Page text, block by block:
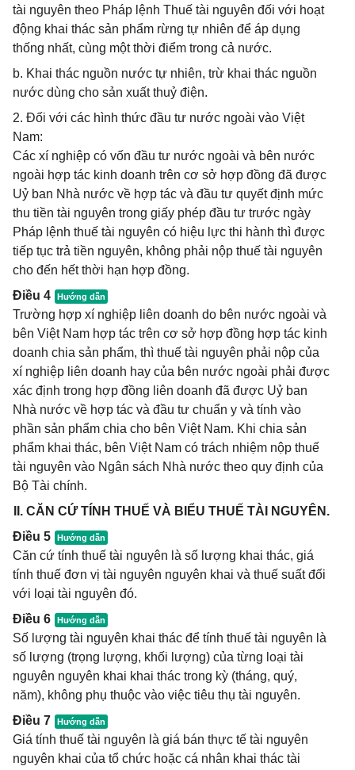
tài nguyên theo Pháp lệnh Thuế tài nguyên đối với hoạt
động khai thác sản phẩm rừng tự nhiên để áp dụng
thống nhất, cùng một thời điểm trong cả nước.
b. Khai thác nguồn nước tự nhiên, trừ khai thác nguồn
nước dùng cho sản xuất thuỷ điện.
2. Đối với các hình thức đầu tư nước ngoài vào Việt
Nam:
Các xí nghiệp có vốn đầu tư nước ngoài và bên nước
ngoài hợp tác kinh doanh trên cơ sở hợp đồng đã được
Uỷ ban Nhà nước về hợp tác và đầu tư quyết định mức
thu tiền tài nguyên trong giấy phép đầu tư trước ngày
Pháp lệnh thuế tài nguyên có hiệu lực thi hành thì được
tiếp tục trả tiền nguyên, không phải nộp thuế tài nguyên
cho đến hết thời hạn hợp đồng.
Điều 4
Trường hợp xí nghiệp liên doanh do bên nước ngoài và
bên Việt Nam hợp tác trên cơ sở hợp đồng hợp tác kinh
doanh chia sản phẩm, thì thuế tài nguyên phải nộp của
xí nghiệp liên doanh hay của bên nước ngoài phải được
xác định trong hợp đồng liên doanh đã được Uỷ ban
Nhà nước về hợp tác và đầu tư chuẩn y và tính vào
phần sản phẩm chia cho bên Việt Nam. Khi chia sản
phẩm khai thác, bên Việt Nam có trách nhiệm nộp thuế
tài nguyên vào Ngân sách Nhà nước theo quy định của
Bộ Tài chính.
II. CĂN CỨ TÍNH THUẾ VÀ BIỂU THUẾ TÀI NGUYÊN.
Điều 5
Căn cứ tính thuế tài nguyên là số lượng khai thác, giá
tính thuế đơn vị tài nguyên nguyên khai và thuế suất đối
với loại tài nguyên đó.
Điều 6
Số lượng tài nguyên khai thác để tính thuế tài nguyên là
số lượng (trọng lượng, khối lượng) của từng loại tài
nguyên nguyên khai khai thác trong kỳ (tháng, quý,
năm), không phụ thuộc vào việc tiêu thụ tài nguyên.
Điều 7
Giá tính thuế tài nguyên là giá bán thực tế tài nguyên
nguyên khai của tổ chức hoặc cá nhân khai thác tài